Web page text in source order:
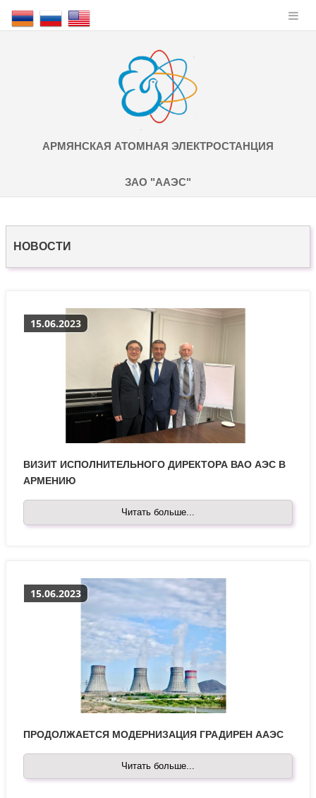
АРМЯНСКАЯ АТОМНАЯ ЭЛЕКТРОСТАНЦИЯ
ЗАО "ААЭС"
НОВОСТИ
15.06.2023
ВИЗИТ ИСПОЛНИТЕЛЬНОГО ДИРЕКТОРА ВАО АЭС В
АРМЕНИЮ
Читать больше...
15.06.2023
ПРОДОЛЖАЕТСЯ МОДЕРНИЗАЦИЯ ГРАДИРЕН ААЭС
Читать больше...